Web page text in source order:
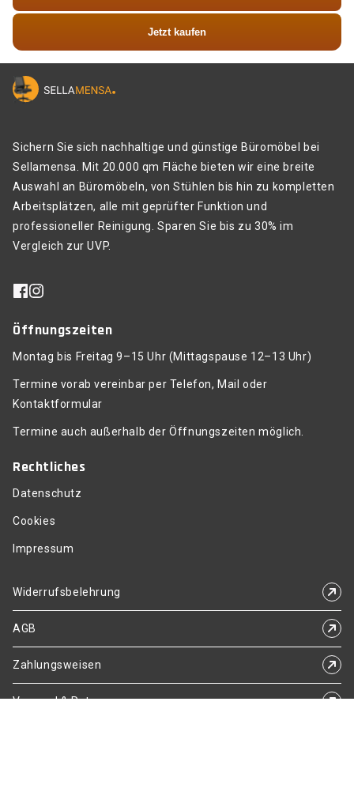
Jetzt kaufen
Sichern Sie sich nachhaltige und günstige Büromöbel bei
Sellamensa. Mit 20.000 qm Fläche bieten wir eine breite
Auswahl an Büromöbeln, von Stühlen bis hin zu kompletten
Arbeitsplätzen, alle mit geprüfter Funktion und
professioneller Reinigung. Sparen Sie bis zu 30% im
Vergleich zur UVP.
Öffnungszeiten
Montag bis Freitag 9–15 Uhr (Mittagspause 12–13 Uhr)
Termine vorab vereinbar per Telefon, Mail oder
Kontaktformular
Termine auch außerhalb der Öffnungszeiten möglich.
Rechtliches
Datenschutz
Cookies
Impressum
Widerrufsbelehrung
AGB
Zahlungsweisen
Versand & Retoure